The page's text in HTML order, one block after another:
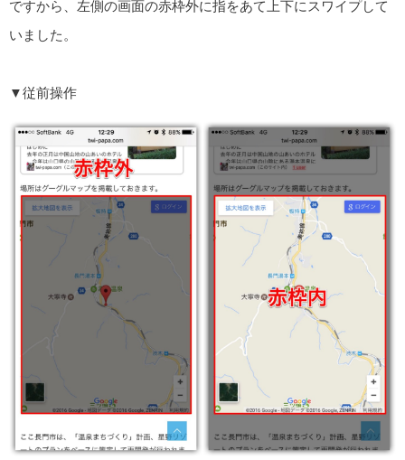
ですから、左側の画面の赤枠外に指をあて上下にスワイプして
いました。
▼従前操作